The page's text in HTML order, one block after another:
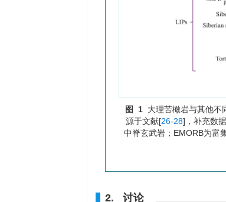
图 1 大理苦橄岩与其他不
源于文献[26-28]，补充数
中脊玄武岩；EMORB为富
2. 讨论